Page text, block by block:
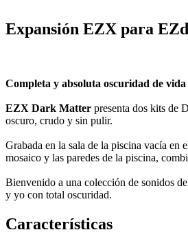
Expansión EZX para
Completa y absoluta oscuridad de
EZX Dark Matter presenta dos kits de
oscuro, crudo y sin pulir.
Grabada en la sala de la piscina vacía
mosaico y las paredes de la piscina,
Bienvenido a una colección de sonidos
y yo con total oscuridad.
Características